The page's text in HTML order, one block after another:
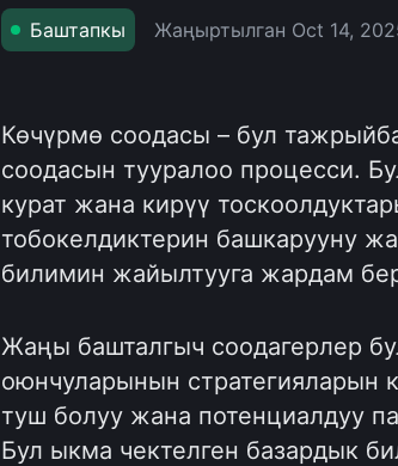
Баштапкы Жаңыртылган Oct 14,
Көчүрмө соодасы – бул
соодасын тууралоо процесси.
курат жана кирүү
тобокелдиктерин башкарууну
билимин жайылтууга жардам
Жаңы башталгыч соодагерлер
оюнчуларынын стратегияларын
туш болуу жана потенциалдуу
Бул ыкма чектелген базардык